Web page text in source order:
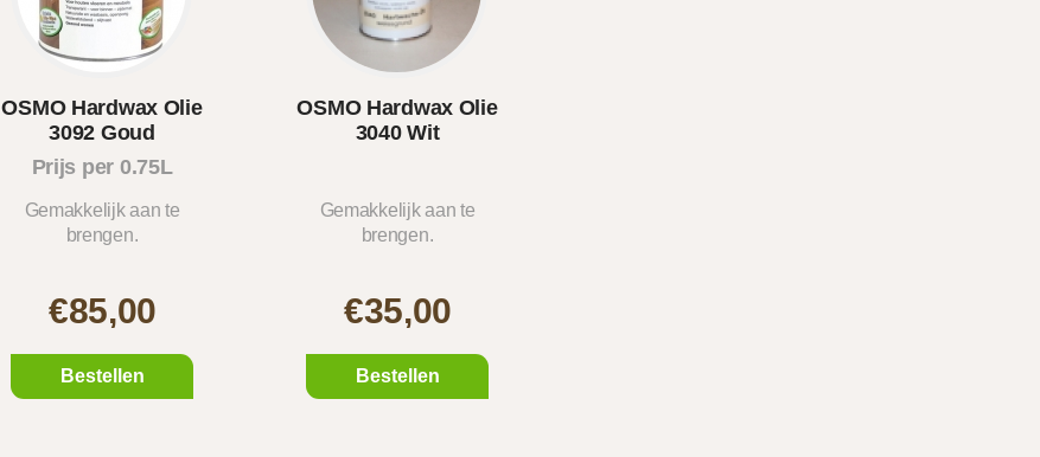
OSMO Hardwax Olie
3092 Goud
Prijs per 0.75L
Gemakkelijk aan te
brengen.
€85,00
Bestellen
OSMO Hardwax Olie
3040 Wit
Gemakkelijk aan te
brengen.
€35,00
Bestellen